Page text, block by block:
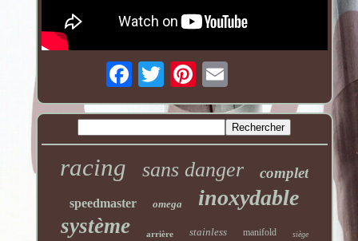
racing sans danger complet
speedmaster omega inoxydable
système arrière stainless manifold siège